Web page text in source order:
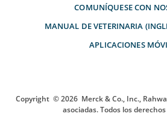
COMUNÍQUESE CON
MANUAL DE VETERINARIA
APLICACIONES
Copyright © 2026 Merck & Co., Inc.,
asociadas. Todos los